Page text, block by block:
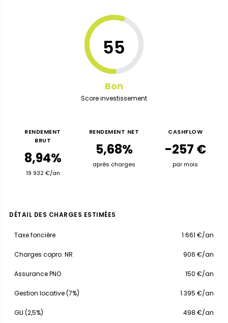
55
Bon
Score investissement
RENDEMENT
BRUT
8,94%
19 932 €/an
RENDEMENT NET
5,68%
après charges
CASHFLOW
-257 €
par mois
DÉTAIL DES CHARGES ESTIMÉES
Taxe foncière 1 661 €/an
Charges copro. NR 906 €/an
Assurance PNO 150 €/an
Gestion locative (7%) 1 395 €/an
GLI (2,5%) 498 €/an